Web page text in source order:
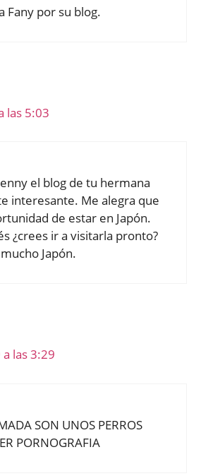
Fany por su blog.
las 5:03
el blog de tu hermana
interesante. Me alegra que
de estar en Japón.
¿crees ir a visitarla pronto?
Japón.
las 3:29
SON UNOS PERROS
PORNOGRAFIA